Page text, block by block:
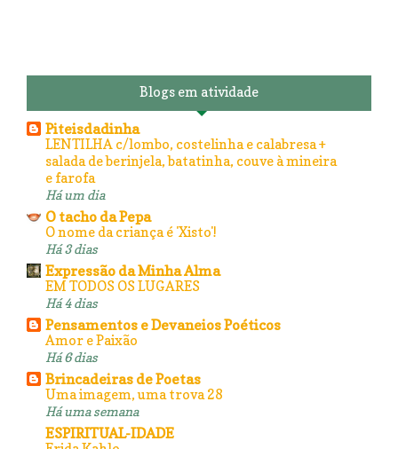
Blogs em atividade
Piteisdadinha
LENTILHA c/lombo, costelinha e calabresa +
salada de berinjela, batatinha, couve à mineira
e farofa
Há um dia
O tacho da Pepa
O nome da criança é 'Xisto'!
Há 3 dias
Expressão da Minha Alma
EM TODOS OS LUGARES
Há 4 dias
Pensamentos e Devaneios Poéticos
Amor e Paixão
Há 6 dias
Brincadeiras de Poetas
Uma imagem, uma trova 28
Há uma semana
ESPIRITUAL-IDADE